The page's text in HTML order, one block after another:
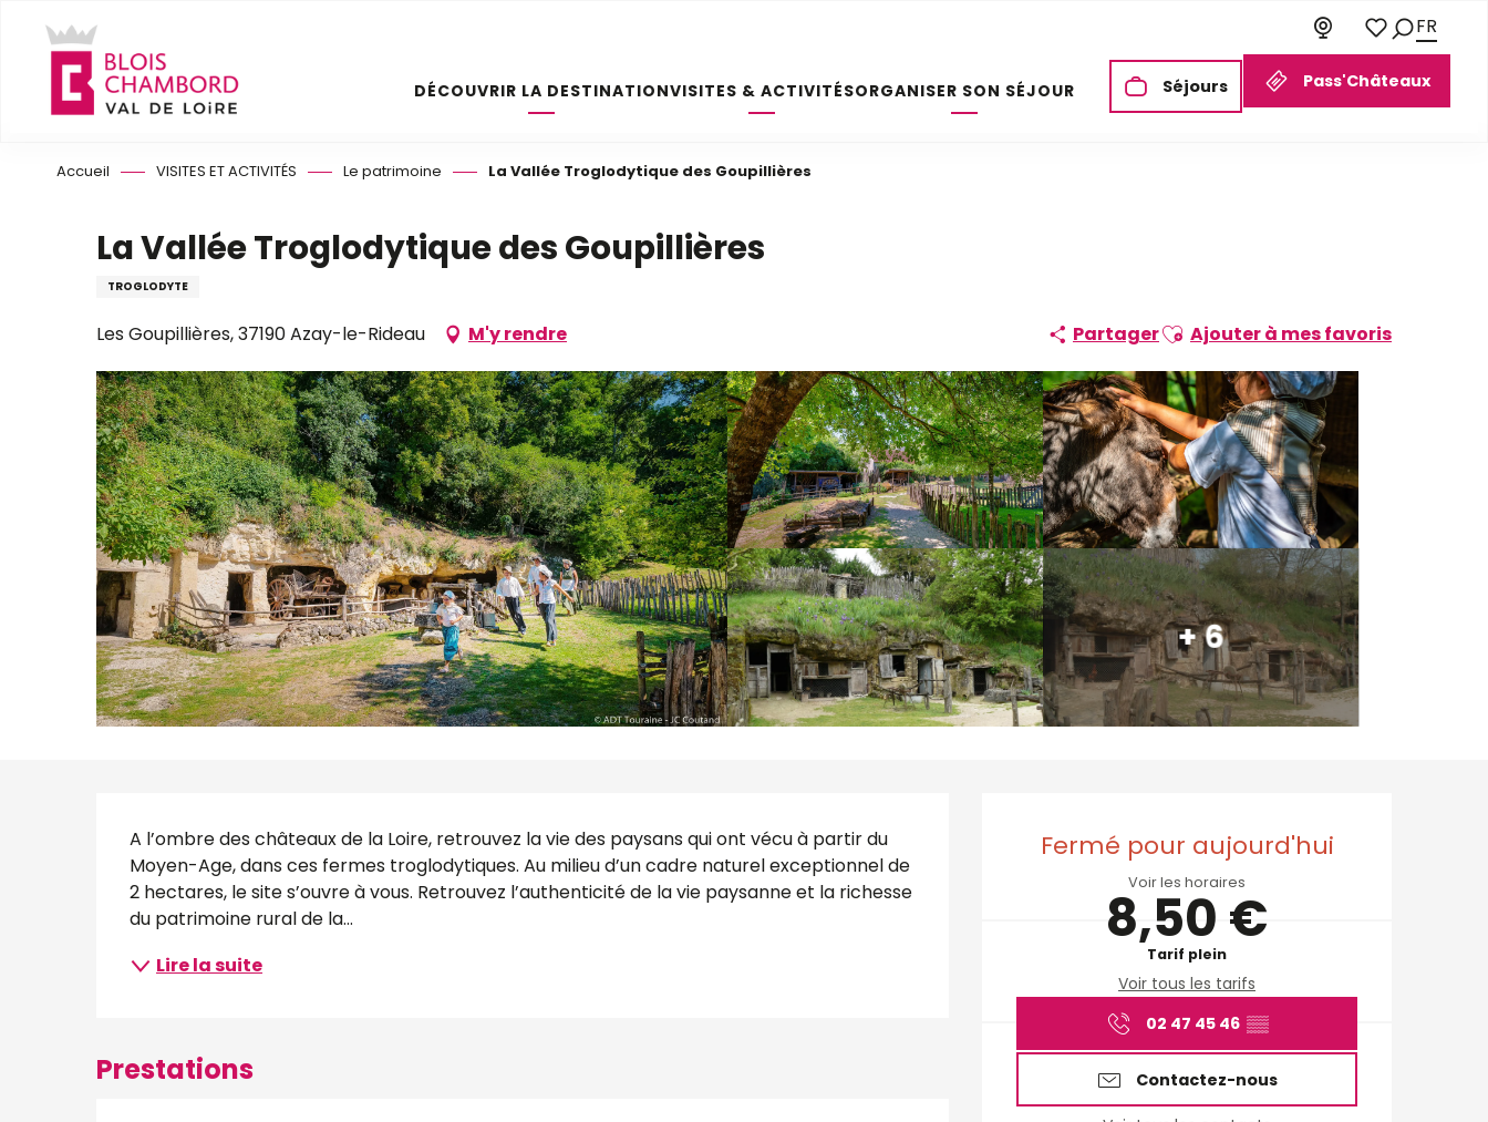
contenu
principal
Pass'Châteaux
Séjours
Voir les favoris
FR
DÉCOUVRIR LA DESTINATIONVISITES & ACTIVITÉSORGANISER SON SÉJOUR
Accueil VISITES ET ACTIVITÉS Le patrimoine La Vallée Troglodytique des Goupillières
La Vallée Troglodytique des Goupillières
TROGLODYTE
Les Goupillières, 37190 Azay-le-Rideau M'y rendre PartagerAjouter aux favoris
Ajouter à mes favoris
+ 6
Ouverture et
Fermé pour aujourd'hui
Voir les horaires
8,50 €
Tarif plein
Voir tous les tarifs
02 47 45 46 ▒▒
Contactez-nous
Description
A l’ombre des châteaux de la Loire, retrouvez la vie des paysans qui ont vécu à partir du
Moyen-Age, dans ces fermes troglodytiques. Au milieu d’un cadre naturel exceptionnel de
2 hectares, le site s’ouvre à vous. Retrouvez l’authenticité de la vie paysanne et la richesse
du patrimoine rural de la...
Lire la suite
Prestations